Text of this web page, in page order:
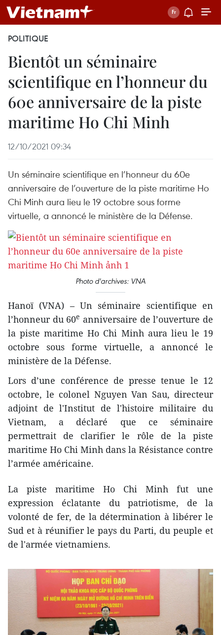
POLITIQUE
Bientôt un séminaire
scientifique en l’honneur du
60e anniversaire de la piste
maritime Ho Chi Minh
12/10/2021 09:34
Un séminaire scientifique en l’honneur du 60e
anniversaire de l’ouverture de la piste maritime Ho
Chi Minh aura lieu le 19 octobre sous forme
virtuelle, a annoncé le ministère de la Défense.
Photo d'archives: VNA
Hanoï (VNA) – Un séminaire scientifique en
l’honneur du 60e anniversaire de l’ouverture de
la piste maritime Ho Chi Minh aura lieu le 19
octobre sous forme virtuelle, a annoncé le
ministère de la Défense.
Lors d’une conférence de presse tenue le 12
octobre, le colonel Nguyen Van Sau, directeur
adjoint de l'Institut de l'histoire militaire du
Vietnam, a déclaré que ce séminaire
permettrait de clarifier le rôle de la piste
maritime Ho Chi Minh dans la Résistance contre
l’armée américaine.
La piste maritime Ho Chi Minh fut une
expression éclatante du patriotisme, de la
volonté de fer, de la détermination à libérer le
Sud et à réunifier le pays du Parti, du peuple et
de l'armée vietnamiens.